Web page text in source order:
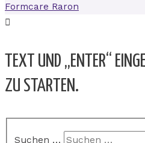
Formcare Raron
TEXT UND „ENTER“
ZU STARTEN.
Suchen …